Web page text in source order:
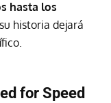
hasta los
historia dejará
for Speed